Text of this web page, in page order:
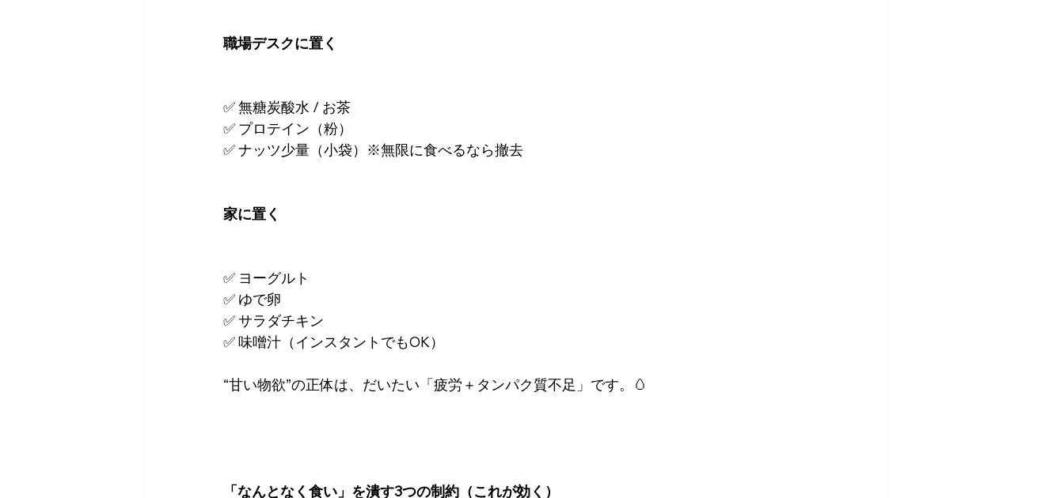
職場デスクに置く
✅ 無糖炭酸水 / お茶
✅ プロテイン（粉）
✅ ナッツ少量（小袋）※無限に食べるなら撤去
家に置く
✅ ヨーグルト
✅ ゆで卵
✅ サラダチキン
✅ 味噌汁（インスタントでもOK）
“甘い物欲”の正体は、だいたい「疲労＋タンパク質不足」です。🥚
「なんとなく食い」を潰す3つの制約（これが効く）